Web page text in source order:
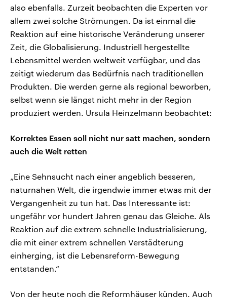
also ebenfalls. Zurzeit beobachten die Experten vor
allem zwei solche Strömungen. Da ist einmal die
Reaktion auf eine historische Veränderung unserer
Zeit, die Globalisierung. Industriell hergestellte
Lebensmittel werden weltweit verfügbar, und das
zeitigt wiederum das Bedürfnis nach traditionellen
Produkten. Die werden gerne als regional beworben,
selbst wenn sie längst nicht mehr in der Region
produziert werden. Ursula Heinzelmann beobachtet:
Korrektes Essen soll nicht nur satt machen, sondern
auch die Welt retten
„Eine Sehnsucht nach einer angeblich besseren,
naturnahen Welt, die irgendwie immer etwas mit der
Vergangenheit zu tun hat. Das Interessante ist:
ungefähr vor hundert Jahren genau das Gleiche. Als
Reaktion auf die extrem schnelle Industrialisierung,
die mit einer extrem schnellen Verstädterung
einherging, ist die Lebensreform-Bewegung
entstanden.“
Von der heute noch die Reformhäuser künden. Auch